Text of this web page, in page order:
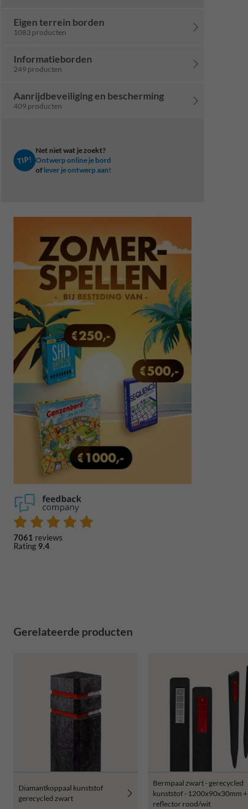
Eigen terrein borden
1083 producten
Informatieborden
249 producten
Aanrijdbeveiliging en bescherming
409 producten
TIP!
Net niet wat je zoekt?
Ontwerp online je bord
of lever je ontwerp aan!
7061 reviews
Rating 9.4
Gerelateerde producten
Diamantkoppaal kunststof
gerecycled zwart
Bermpaal zwart - gerecycled
kunststof - 1200x90x30mm +
reflector rood/wit